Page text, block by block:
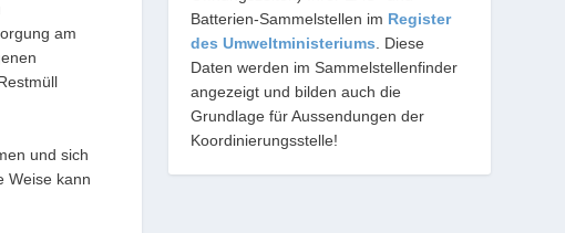
am
und sich
Weise kann
Batterien-Sammelstellen im Register
des Umweltministeriums . Diese
Daten werden im Sammelstellenfinder
angezeigt und bilden auch die
Grundlage für Aussendungen der
Koordinierungsstelle!